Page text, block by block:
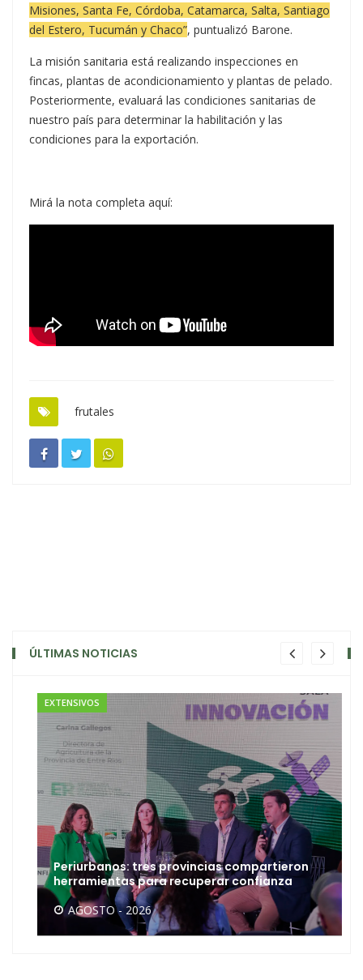
Misiones, Santa Fe, Córdoba, Catamarca, Salta, Santiago
del Estero, Tucumán y Chaco”, puntualizó Barone.
La misión sanitaria está realizando inspecciones en
fincas, plantas de acondicionamiento y plantas de pelado.
Posteriormente, evaluará las condiciones sanitarias de
nuestro país para determinar la habilitación y las
condiciones para la exportación.
Mirá la nota completa aquí:
frutales
ÚLTIMAS NOTICIAS
EXTENSIVOS
Periurbanos: tres provincias compartieron
herramientas para recuperar confianza
AGOSTO - 2026